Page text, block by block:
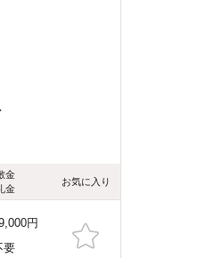
金
金
お気に入り
円
要